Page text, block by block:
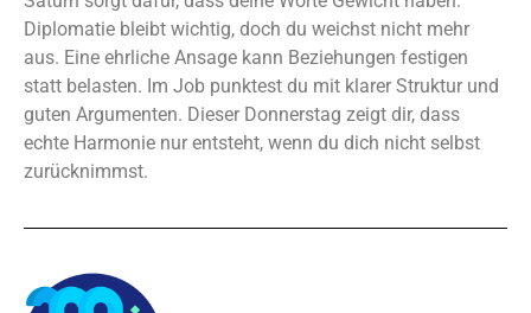
Diplomatie bleibt wichtig, doch du weichst nicht mehr
aus. Eine ehrliche Ansage kann Beziehungen festigen
statt belasten. Im Job punktest du mit klarer Struktur und
guten Argumenten. Dieser Donnerstag zeigt dir, dass
echte Harmonie nur entsteht, wenn du dich nicht selbst
zurücknimmst.